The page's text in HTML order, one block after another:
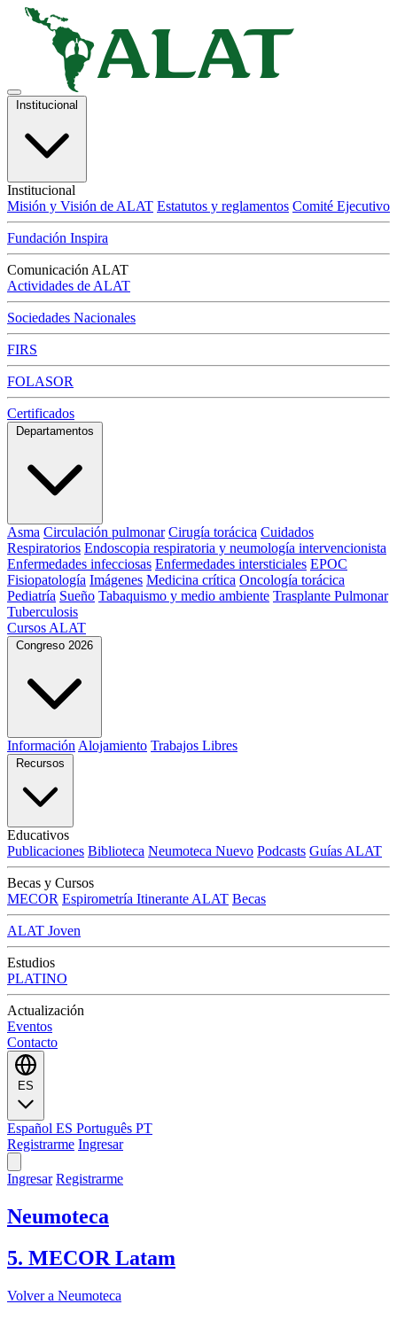
Institucional
Institucional
Misión y Visión de ALAT Estatutos y reglamentos Comité Ejecutivo
Fundación Inspira
Comunicación ALAT
Actividades de ALAT
Sociedades Nacionales
FIRS
FOLASOR
Certificados
Departamentos
Asma Circulación pulmonar Cirugía torácica Cuidados
Respiratorios Endoscopia respiratoria y neumología intervencionista
Enfermedades infecciosas Enfermedades intersticiales EPOC
Fisiopatología Imágenes Medicina crítica Oncología torácica
Pediatría Sueño Tabaquismo y medio ambiente Trasplante Pulmonar
Tuberculosis
Cursos ALAT
Congreso 2026
Información Alojamiento Trabajos Libres
Recursos
Educativos
Publicaciones Biblioteca Neumoteca Nuevo Podcasts Guías ALAT
Becas y Cursos
MECOR Espirometría Itinerante ALAT Becas
ALAT Joven
Estudios
PLATINO
Actualización
Eventos
Contacto
ES
Español ES Português PT
Registrarme Ingresar
Ingresar Registrarme
Neumoteca
5. MECOR Latam
Volver a Neumoteca